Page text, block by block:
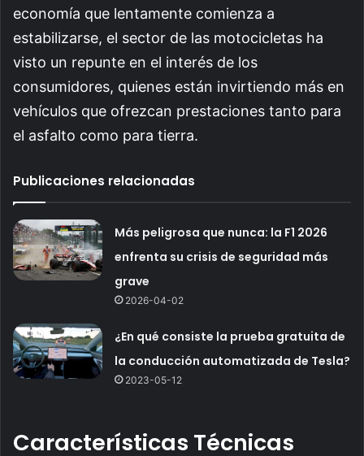
economía que lentamente comienza a
estabilizarse, el sector de las motocicletas ha
visto un repunte en el interés de los
consumidores, quienes están invirtiendo más en
vehículos que ofrezcan prestaciones tanto para
el asfalto como para tierra.
Publicaciones relacionadas
Más peligrosa que nunca: la F1 2026
enfrenta su crisis de seguridad más
grave
2026-04-02
¿En qué consiste la prueba gratuita de
la conducción automatizada de Tesla?
2023-05-12
Características Técnicas